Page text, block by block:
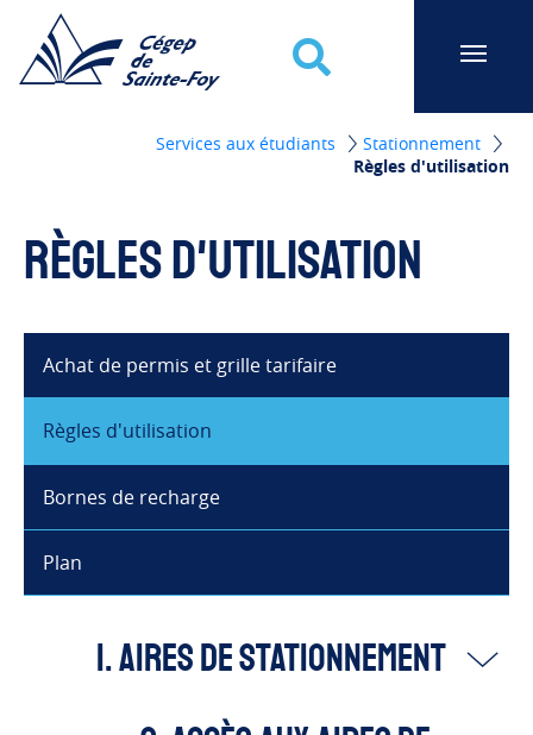
Services aux étudiants
Stationnement
Règles d'utilisation
Règles d'utilisation
Achat de permis et grille tarifaire
Règles d'utilisation
Bornes de recharge
Plan
1. Aires de stationnement